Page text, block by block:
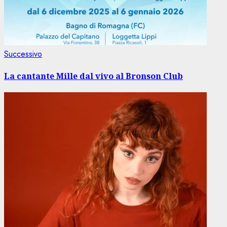
Successivo
La cantante Mille dal vivo al Bronson Club